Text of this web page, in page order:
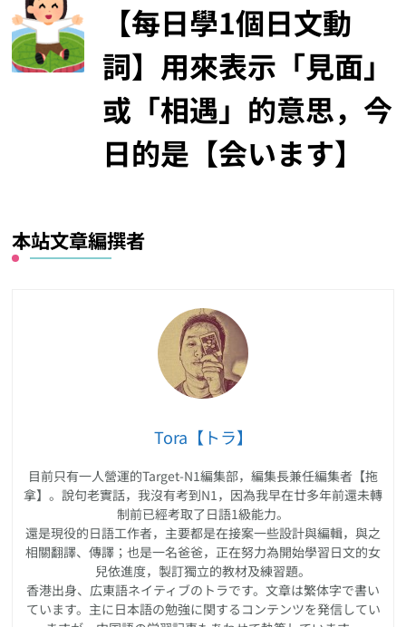
【每日學1個日文動
詞】用來表示「見面」
或「相遇」的意思，今
日的是【会います】
本站文章編撰者
Tora【トラ】
目前只有一人營運的Target-N1編集部，編集長兼任編集者【拖
拿】。說句老實話，我沒有考到N1，因為我早在廿多年前還未轉
制前已經考取了日語1級能力。
還是現役的日語工作者，主要都是在接案一些設計與編輯，與之
相關翻譯、傳譯；也是一名爸爸，正在努力為開始學習日文的女
兒依進度，製訂獨立的教材及練習題。
香港出身、広東語ネイティブのトラです。文章は繁体字で書い
ています。主に日本語の勉強に関するコンテンツを発信してい